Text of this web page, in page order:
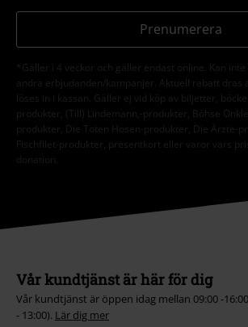
Prenumerera
*Gäller i 4 veckor och gäller endast online. Kan
andra erbjudanden/kampanjer. Aktuell rabatt dras
löses in i kassan. Gäller ej vid köp av biljetter,
produkter, (Till) Lindemann,-produkter, Böhse
produkter, Die Toten Hosen-produkter, Die Ärzte-
Fischfilet-produkter, presentkort eller varor vars
donation.
Vår kundtjänst är här för dig
Vår kundtjänst är öppen idag mellan 09:00 -
- 13:00). Lär dig mer